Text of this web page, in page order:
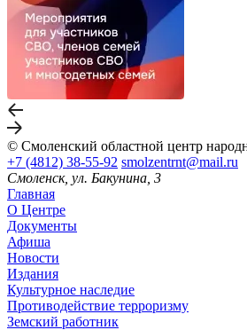
© Смоленский областной центр
+7 (4812) 38-55-92 smolzentrnt@mail.ru
Смоленск, ул. Бакунина, 3
Главная
О Центре
Документы
Афиша
Новости
Издания
Культурное наследие
Противодействие терроризму
Земский работник